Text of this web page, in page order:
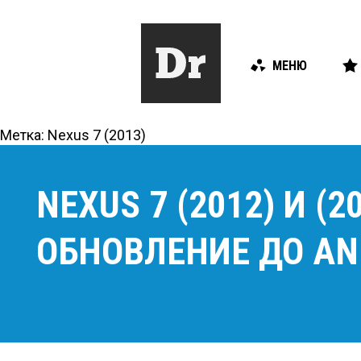
МЕНЮ
Метка: Nexus 7 (2013)
NEXUS 7 (2012) И
ОБНОВЛЕНИЕ ДО